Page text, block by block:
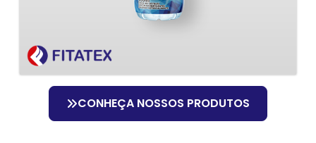
CONHEÇA NOSSOS PRODUTOS